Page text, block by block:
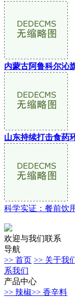
内蒙古阿鲁科尔沁
山东持续打击食药
科学实证：餐前饮
欢迎与我们联系
导航
>> 首页 >> 关于我
系我们
产品中心
>> 辣椒>> 香辛料